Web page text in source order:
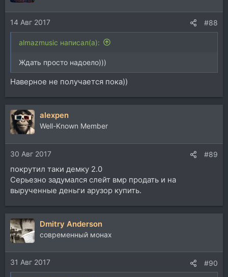
14 Авг 2017 #88
almazmusic написал(а):
Ждать просто надоело)))
Наверное не получается пока))
alexpen
Well-Known Member
30 Авг 2017 #89
покрутил таки демку 2.0
Серьезно задумался слейт вмр продать и на
вырученные деньги арузор купить.
Dmitry Anderson
современный монах
31 Авг 2017 #90